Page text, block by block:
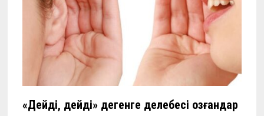
«Дейді, дейді» дегенге делебесі қозғандар